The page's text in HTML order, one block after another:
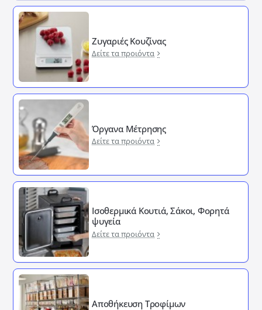
Ζυγαριές Κουζίνας
Δείτε τα προιόντα
Όργανα Μέτρησης
Δείτε τα προιόντα
Ισοθερμικά Κουτιά, Σάκοι, Φορητά
ψυγεία
Δείτε τα προιόντα
Αποθήκευση Τροφίμων